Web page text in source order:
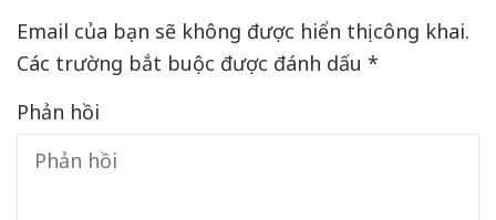
Email của bạn sẽ không được hiển thị công khai.
Các trường bắt buộc được đánh dấu *
Phản hồi